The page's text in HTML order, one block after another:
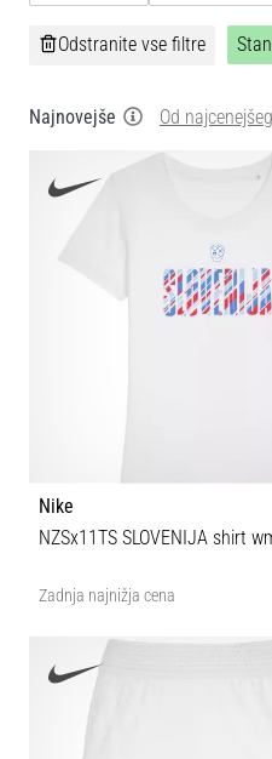
Odstranite vse filtre
Najnovejše Od
Nike
NZSx11TS SLOVENIJA shirt
Zadnja najnižja cena